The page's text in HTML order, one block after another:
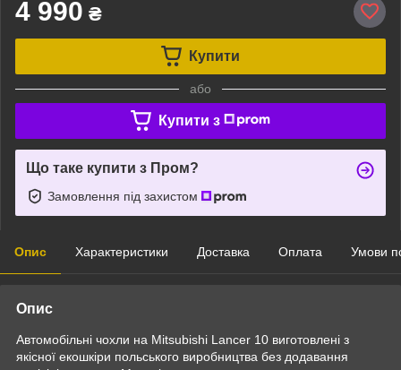
4 990 ₴
Купити
або
Купити з
Що таке купити з Пром?
Замовлення під захистом
Опис Характеристики Доставка Оплата Умови
Опис
Автомобільні чохли на Mitsubishi Lancer 10 виготовлені з
якісної екошкіри польського виробництва без додавання